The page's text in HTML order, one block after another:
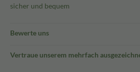
sicher und bequem
Bewerte uns
Vertraue unserem mehrfach